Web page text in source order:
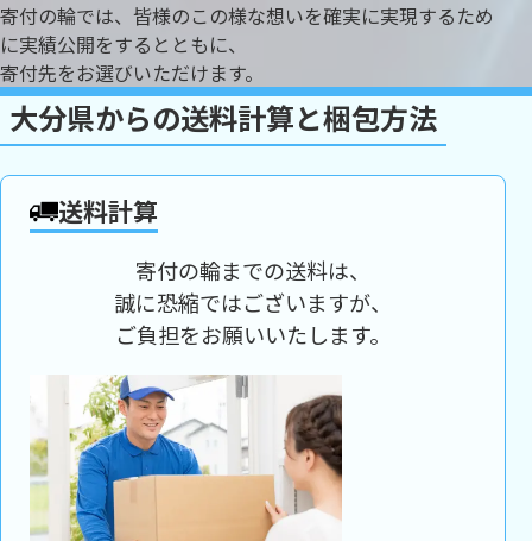
寄付の輪では、皆様のこの様な想いを確実に実現するため
に実績公開をするとともに、
寄付先をお選びいただけます。
大分県からの送料計算と梱包方法
送料計算
寄付の輪までの送料は、
誠に恐縮ではございますが、
ご負担をお願いいたします。